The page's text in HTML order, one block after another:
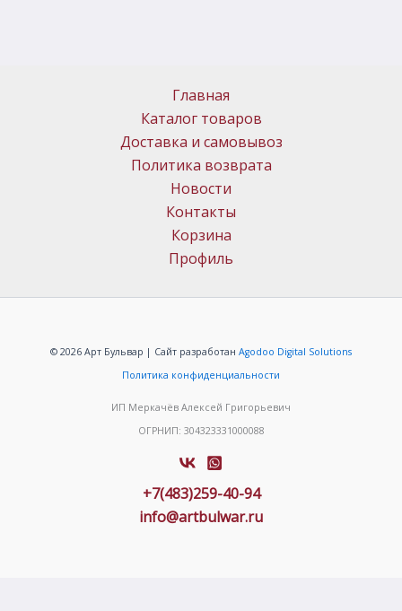
Главная
Каталог товаров
Доставка и самовывоз
Политика возврата
Новости
Контакты
Корзина
Профиль
© 2026 Арт Бульвар | Сайт разработан Agodoo Digital Solutions
Политика конфиденциальности
ИП Меркачёв Алексей Григорьевич
ОГРНИП: 304323331000088
+7(483)259-40-94
info@artbulwar.ru